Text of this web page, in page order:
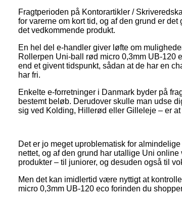
Fragtperioden på Kontorartikler /
for varerne om kort tid, og af den grund er
det vedkommende produkt.
En hel del e-handler giver løfte om
Rollerpen Uni-ball rød micro 0,3mm UB-120
end et givent tidspunkt, sådan at de har en
har fri.
Enkelte e-forretninger i Danmark byder på
bestemt beløb. Derudover skulle man udse
sig ved Kolding, Hillerød eller Gilleleje – er
Det er jo meget uproblematisk for
nettet, og af den grund har utallige Uni
produkter – til juniorer, og desuden også til
Men det kan imidlertid være nyttigt at
micro 0,3mm UB-120 eco forinden du